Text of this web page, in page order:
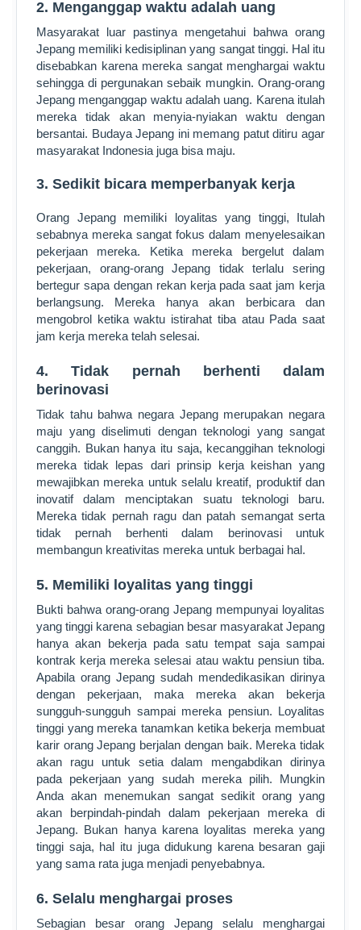
2. Menganggap waktu adalah uang
Masyarakat luar pastinya mengetahui bahwa orang
Jepang memiliki kedisiplinan yang sangat tinggi. Hal itu
disebabkan karena mereka sangat menghargai waktu
sehingga di pergunakan sebaik mungkin. Orang-orang
Jepang menganggap waktu adalah uang. Karena itulah
mereka tidak akan menyia-nyiakan waktu dengan
bersantai. Budaya Jepang ini memang patut ditiru agar
masyarakat Indonesia juga bisa maju.
3. Sedikit bicara memperbanyak kerja
Orang Jepang memiliki loyalitas yang tinggi, Itulah
sebabnya mereka sangat fokus dalam menyelesaikan
pekerjaan mereka. Ketika mereka bergelut dalam
pekerjaan, orang-orang Jepang tidak terlalu sering
bertegur sapa dengan rekan kerja pada saat jam kerja
berlangsung. Mereka hanya akan berbicara dan
mengobrol ketika waktu istirahat tiba atau Pada saat
jam kerja mereka telah selesai.
4. Tidak pernah berhenti dalam
berinovasi
Tidak tahu bahwa negara Jepang merupakan negara
maju yang diselimuti dengan teknologi yang sangat
canggih. Bukan hanya itu saja, kecanggihan teknologi
mereka tidak lepas dari prinsip kerja keishan yang
mewajibkan mereka untuk selalu kreatif, produktif dan
inovatif dalam menciptakan suatu teknologi baru.
Mereka tidak pernah ragu dan patah semangat serta
tidak pernah berhenti dalam berinovasi untuk
membangun kreativitas mereka untuk berbagai hal.
5. Memiliki loyalitas yang tinggi
Bukti bahwa orang-orang Jepang mempunyai loyalitas
yang tinggi karena sebagian besar masyarakat Jepang
hanya akan bekerja pada satu tempat saja sampai
kontrak kerja mereka selesai atau waktu pensiun tiba.
Apabila orang Jepang sudah mendedikasikan dirinya
dengan pekerjaan, maka mereka akan bekerja
sungguh-sungguh sampai mereka pensiun. Loyalitas
tinggi yang mereka tanamkan ketika bekerja membuat
karir orang Jepang berjalan dengan baik. Mereka tidak
akan ragu untuk setia dalam mengabdikan dirinya
pada pekerjaan yang sudah mereka pilih. Mungkin
Anda akan menemukan sangat sedikit orang yang
akan berpindah-pindah dalam pekerjaan mereka di
Jepang. Bukan hanya karena loyalitas mereka yang
tinggi saja, hal itu juga didukung karena besaran gaji
yang sama rata juga menjadi penyebabnya.
6. Selalu menghargai proses
Sebagian besar orang Jepang selalu menghargai